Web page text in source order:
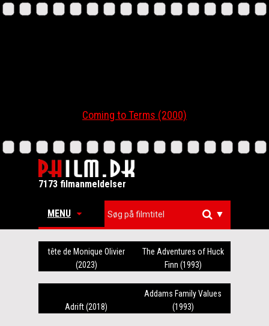
Coming to Terms (2000)
7173 filmanmeldelser
MENU ▼
tête de Monique Olivier
(2023)
The Adventures of Huck
Finn (1993)
Adrift (2018)
Addams Family Values
(1993)